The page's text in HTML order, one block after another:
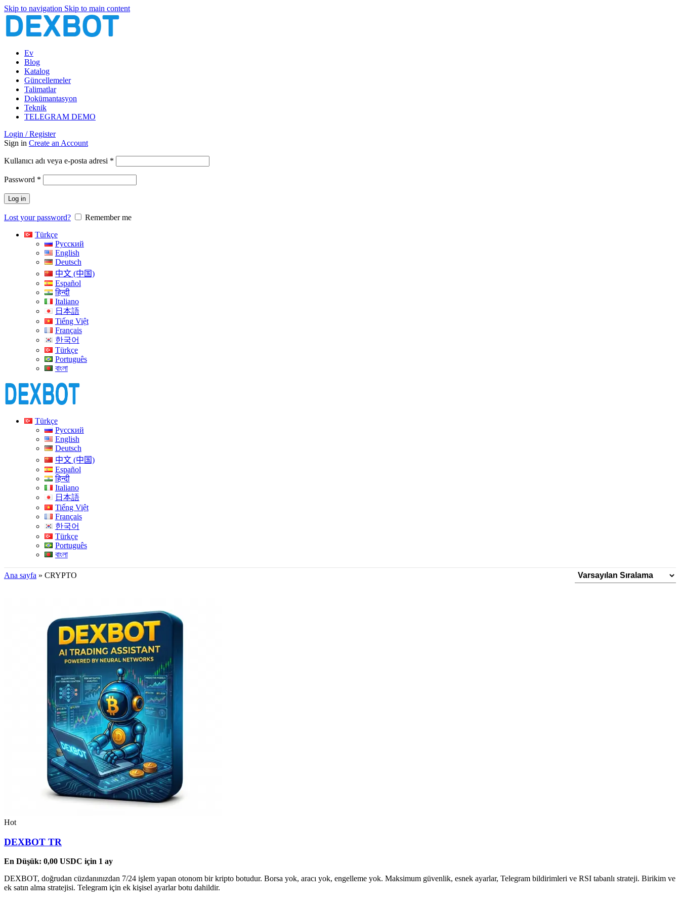
Skip to navigation Skip to main content
Ev
Blog
Katalog
Güncellemeler
Talimatlar
Dokümantasyon
Teknik
TELEGRAM DEMO
Login / Register
Sign in Create an Account
Kullanıcı adı veya e-posta adresi *
Password *
Log in
Lost your password?
Remember me
Türkçe
Русский
English
Deutsch
中文 (中国)
Español
हिन्दी
Italiano
日本語
Tiếng Việt
Français
한국어
Türkçe
Português
বাংলা
Türkçe
Русский
English
Deutsch
中文 (中国)
Español
हिन्दी
Italiano
日本語
Tiếng Việt
Français
한국어
Türkçe
Português
বাংলা
Ana sayfa » CRYPTO
Hot
DEXBOT TR
En Düşük: 0,00 USDC için 1 ay
DEXBOT, doğrudan cüzdanınızdan 7/24 işlem yapan otonom bir kripto botudur. Borsa yok, aracı yok, engelleme yok. Maksimum güvenlik, esnek ayarlar, Telegram bildirimleri ve RSI tabanlı strateji. Birikim ve
ek satın alma stratejisi. Telegram için ek kişisel ayarlar botu dahildir.